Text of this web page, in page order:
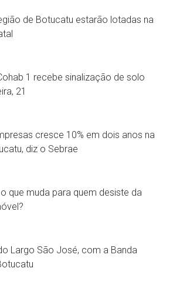
de Botucatu estarão lotadas na
1 recebe sinalização de solo
21
cresce 10% em dois anos na
diz o Sebrae
que muda para quem desiste da
Largo São José, com a Banda